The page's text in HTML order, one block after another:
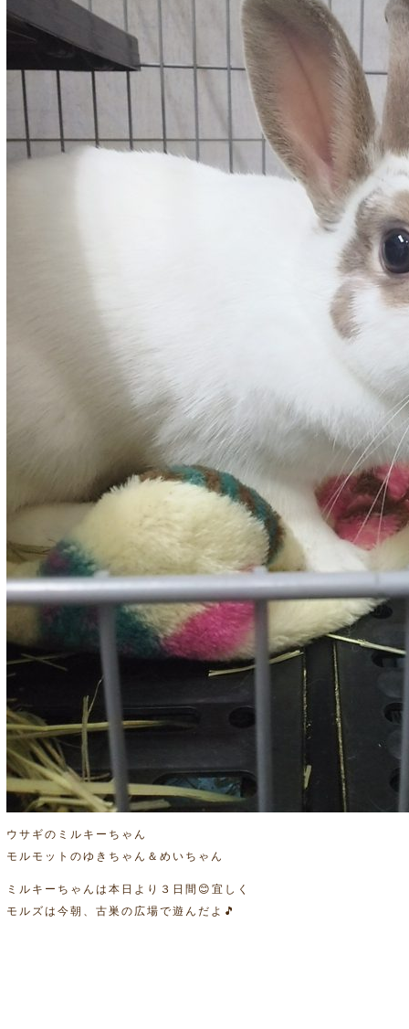
ウサギのミルキーちゃん
モルモットのゆきちゃん＆めいちゃん
ミルキーちゃんは本日より３日間😊宜しく
モルズは今朝、古巣の広場で遊んだよ🎵